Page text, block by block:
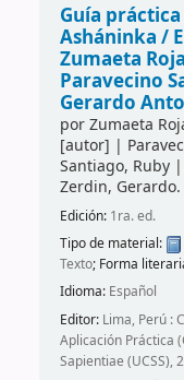
Guía práctica
Asháninka /
Zumaeta
Paravecino
Gerardo
porZumaeta
[autor] |
Santiago, Ruby|
Zerdin, Gerardo.
Edición: 1ra. ed.
Tipo de material:
Texto; Forma
Idioma: Español
Editor: Lima, Perú :
Aplicación Práctica
Sapientiae (UCSS),